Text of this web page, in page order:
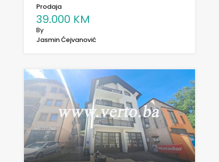
Prodaja
39.000 KM
By
Jasmin Ćejvanović